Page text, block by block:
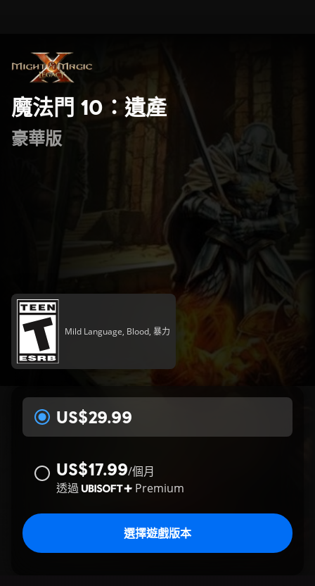
魔法門 10：遺產
豪華版
Mild Language, Blood, 暴力
US$29.99
US$17.99/個月
透過
Premium
選擇遊戲版本